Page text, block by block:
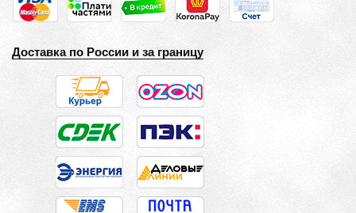
Доставка по России и за границу